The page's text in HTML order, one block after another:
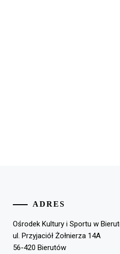
ADRES
Ośrodek Kultury i Sportu w
ul. Przyjaciół Żołnierza 14A
56-420 Bierutów